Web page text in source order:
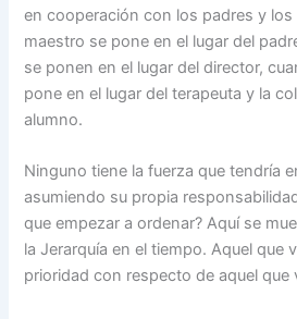
en cooperación con los padres y los
maestro se pone en el lugar del
se ponen en el lugar del director,
pone en el lugar del terapeuta y la
alumno.
Ninguno tiene la fuerza que tendría
asumiendo su propia
que empezar a ordenar? Aquí se
la Jerarquía en el tiempo. Aquel que
prioridad con respecto de aquel que